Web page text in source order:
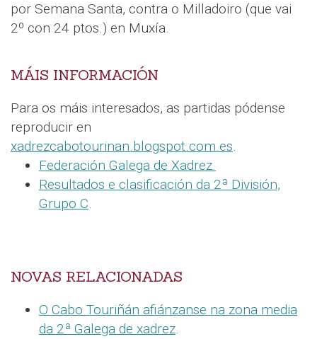
por Semana Santa, contra o Milladoiro (que vai
2º con 24 ptos.) en Muxía.
MÁIS INFORMACIÓN
Para os máis interesados, as partidas pódense
reproducir en
xadrezcabotourinan.blogspot.com.es.
Federación Galega de Xadrez.
Resultados e clasificación da 2ª División,
Grupo C.
NOVAS RELACIONADAS
O Cabo Touriñán afiánzanse na zona media
da 2ª Galega de xadrez.